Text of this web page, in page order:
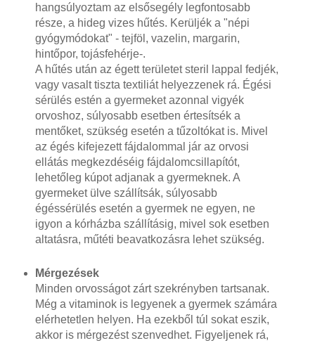
hangsúlyoztam az elsősegély legfontosabb
része, a hideg vizes hűtés. Kerüljék a "népi
gyógymódokat" - tejföl, vazelin, margarin,
hintőpor, tojásfehérje-.
A hűtés után az égett területet steril lappal fedjék,
vagy vasalt tiszta textiliát helyezzenek rá. Égési
sérülés estén a gyermeket azonnal vigyék
orvoshoz, súlyosabb esetben értesítsék a
mentőket, szükség esetén a tűzoltókat is. Mivel
az égés kifejezett fájdalommal jár az orvosi
ellátás megkezdéséig fájdalomcsillapítót,
lehetőleg kúpot adjanak a gyermeknek. A
gyermeket ülve szállítsák, súlyosabb
égéssérülés esetén a gyermek ne egyen, ne
igyon a kórházba szállításig, mivel sok esetben
altatásra, műtéti beavatkozásra lehet szükség.
Mérgezések
Minden orvosságot zárt szekrényben tartsanak.
Még a vitaminok is legyenek a gyermek számára
elérhetetlen helyen. Ha ezekből túl sokat eszik,
akkor is mérgezést szenvedhet. Figyeljenek rá,